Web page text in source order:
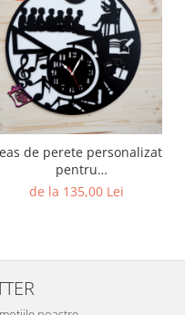
de perete personalizat
pentru
invatatoare/profesoara
de la 135,00 Lei